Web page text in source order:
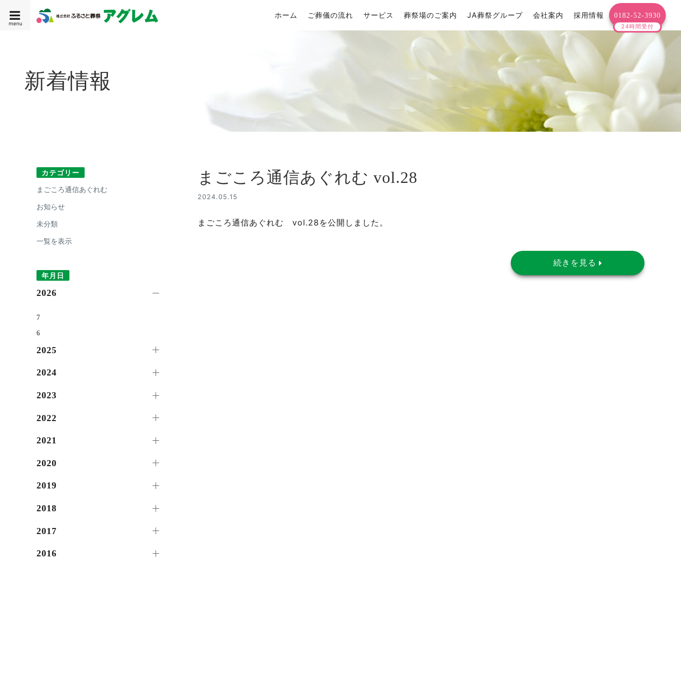
menu
ホーム ご葬儀の流れ サービス 葬祭場のご案内 JA葬祭グループ 会社案内 採用情報 0182-52-3930
新着情報
まごころ通信あぐれむ vol.28
2024.05.15
まごころ通信あぐれむ vol.28を公開しました。
続きを見る
カテゴリー
まごころ通信あぐれむ
お知らせ
未分類
一覧を表示
年月日
2026
7
6
2025
2024
2023
2022
2021
2020
2019
2018
2017
2016